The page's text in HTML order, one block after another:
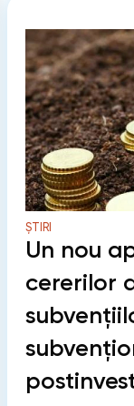
ȘTIRI
Un nou
cererilor